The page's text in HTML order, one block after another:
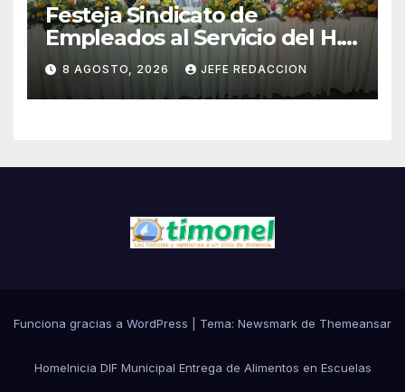
Festeja Sindicato de
Empleados al Servicio del H.
Ayuntamiento de LZC Día del
Empleado Municipal
8 AGOSTO, 2026 JEFE REDACCION
Funciona gracias a WordPress Tema: Newsmark de Themeansar
HomeInicia DIF Municipal Entrega de Alimentos en Escuelas